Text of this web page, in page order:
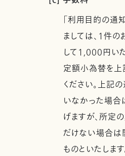
「利用目的の通
ましては、1件
して1,000円い
定額小為替を
ください。上記
いなかった場合
げますが、所定
だけない場合は
ものといたしま